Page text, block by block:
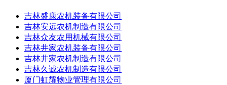
吉林盛康农机装备有限公司
吉林安远农机制造有限公司
吉林众友农用机械有限公司
吉林井家农机装备有限公司
吉林井家农机制造有限公司
吉林久诚农机制造有限公司
厦门虹耀物业管理有限公司